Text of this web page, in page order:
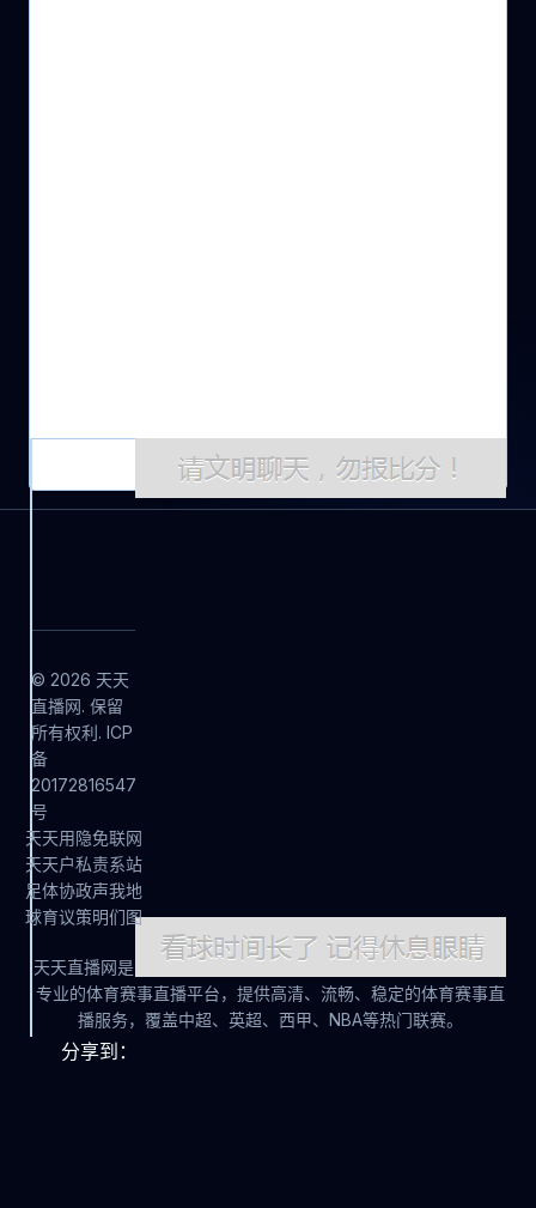
分享到：
© 2026 天天
直播网. 保留
所有权利. ICP
备
20172816547
号
天
天
足
球
天
天
体
育
用
户
协
议
隐
私
政
策
免
责
声
明
联
系
我
们
网
站
地
图
天天直播网是
专业的体育赛事直播平台，提供高清、流畅、稳定的体育赛事直
播服务，覆盖中超、英超、西甲、NBA等热门联赛。